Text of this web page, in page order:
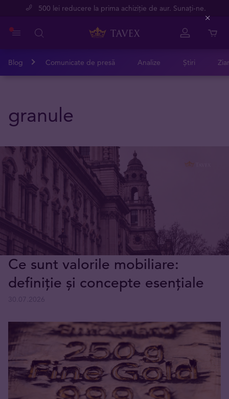
500 lei reducere la prima achiziție de aur. Sunați-ne.
Blog Comunicate de presă Analize Știri
granule
Ce sunt valorile mobiliare:
definiție și concepte esențiale
Close